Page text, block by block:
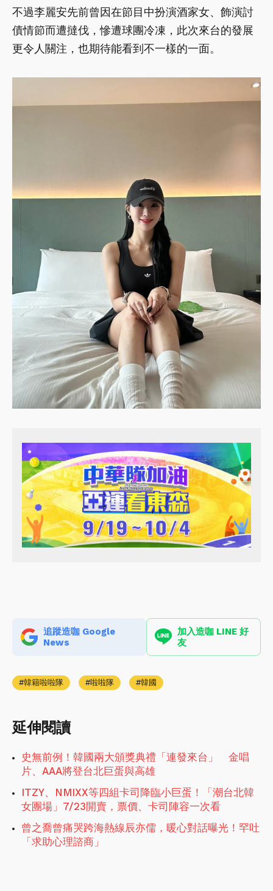
不過李麗安先前曾因在節目中扮演酒家女、飾演討
債情節而遭撻伐，慘遭球團冷凍，此次來台的發展
更令人關注，也期待能看到不一樣的一面。
追蹤造咖 Google
News
加入造咖 LINE 好
友
韓籍啦啦隊 啦啦隊 韓國
延伸閱讀
史無前例！韓國兩大頒獎典禮「連發來台」 金唱
片、AAA將登台北巨蛋與高雄
ITZY、NMIXX等四組卡司降臨小巨蛋！「潮台北韓
女團場」7/23開賣，票價、卡司陣容一次看
曾之喬曾痛哭跨海熱線辰亦儒，暖心對話曝光！罕吐
「求助心理諮商」